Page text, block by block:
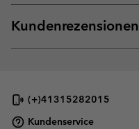
Kundenrezensionen
(+)41315282015
Kundenservice